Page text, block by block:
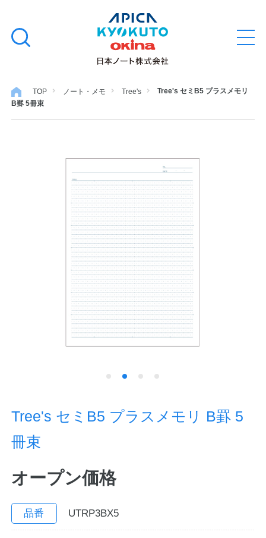
文
キ
ッ
開
検
る
ノート・メモ
ファイル・バインダー
日用・事務用品
特集・コラム
ノートの豆知識
探求・自主学習のすすめ
工場フォトツアー
企業情報
カタログ
English
TOP ノート・メモ Tree's
Tree's セミB5 プラスメモリ
B罫 5冊束
Tree's セミB5 プラスメモリ B罫 5
冊束
オープン価格
品番 UTRP3BX5